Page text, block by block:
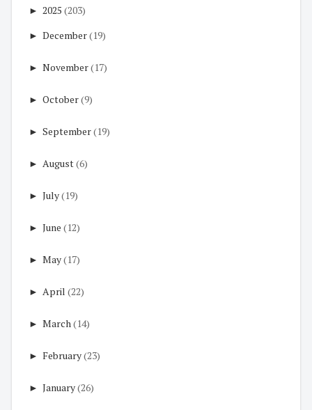
► 2025 (203)
► December(19)
► November(17)
► October(9)
► September(19)
► August(6)
► July(19)
► June (12)
► May(17)
► April (22)
► March(14)
► February(23)
► January(26)